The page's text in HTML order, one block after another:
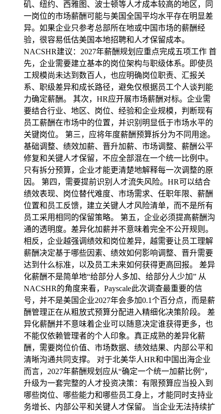
矶、纽约、西雅图、波士顿等人才成本较高的地区，同
一岗位的市场薪酬可能与美国全国平均水平存在明显差
异。如果企业只参考总部所在地或中国市场的薪酬经
验，很容易低估美国本地招聘和人才保留成本。
NACSHR建议：2027年薪酬规划应重点完成五项工作 首
先，企业需要建立基本的岗位架构与职级体系。即使员
工规模尚未达到数百人，也应明确岗位职责、汇报关
系、职级差异和成长路径，避免仅根据员工个人谈判能
力确定薪酬。 其次，HR应开展市场薪酬对标。企业需
要结合行业、地区、岗位、经验和企业规模，判断现有
员工薪酬在市场中的位置，并识别明显低于市场水平的
关键岗位。 第三，应将年度薪酬预算拆分为不同用途。
基础调整、绩效加薪、晋升加薪、市场调整、薪酬公平
修复和关键人才保留，不应全部混在一个统一比例中。
只有拆分预算，企业才能更清楚地解释每一次调整的原
因。 第四，需要提前识别人才流失风险。HR可以结合
绩效表现、岗位替代难度、市场需求、任职年限、薪酬
位置和员工反馈，建立关键人才风险清单，而不是所有
员工采用相同的保留策略。 第五，企业必须提高薪酬沟
通的透明度。差异化加薪并不意味着完全不公开规则。
相反，企业越强调绩效和岗位差异，越需要让员工理解
薪酬决定基于哪些因素、绩效如何影响调整、晋升需要
达到什么标准，以及员工未来如何获得更高回报。 差异
化薪酬不是简单地“给部分人多加、给部分人少加” 从
NACSHR的角度来看，Payscale此次调查最重要的信
号，并不是美国企业2027年会多加0.1个百分点，而是薪
酬管理正在从粗放式预算分配进入精细化决策阶段。 差
异化薪酬并不意味着企业可以随意决定谁获得更多，也
不能仅依赖管理者的个人印象。真正成熟的差异化薪
酬，需要岗位价值、市场数据、绩效结果、内部公平和
清晰沟通共同支撑。 对于北美华人HR和中国出海企业
而言，2027年薪酬规划应从“确定一个统一加薪比例”，
升级为一套完整的人才投资决策：有限预算应当投入到
哪些岗位、哪些能力和哪些员工身上，才能同时支持业
务增长、内部公平和关键人才保留。 当企业无法持续扩